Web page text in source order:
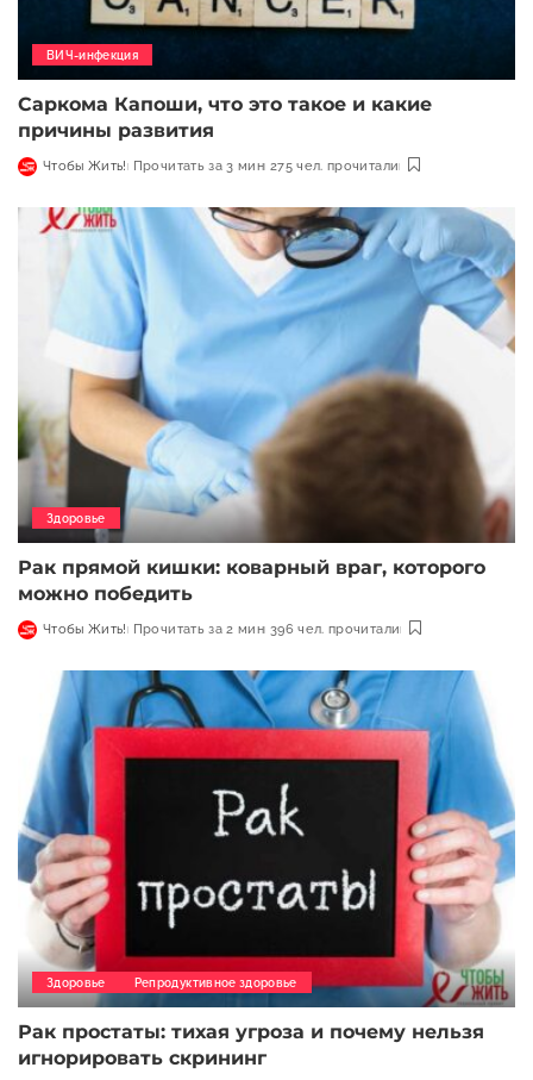
ВИЧ-инфекция
Саркома Капоши, что это такое и какие
причины развития
Чтобы Жить! Прочитать за 3 мин 275 чел. прочитали
Здоровье
Рак прямой кишки: коварный враг, которого
можно победить
Чтобы Жить! Прочитать за 2 мин 396 чел. прочитали
Здоровье Репродуктивное здоровье
Рак простаты: тихая угроза и почему нельзя
игнорировать скрининг